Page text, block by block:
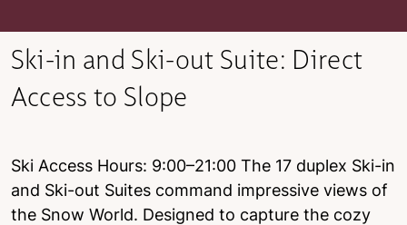
Ski-in and Ski-out Suite: Direct
Access to Slope
Ski Access Hours: 9:00–21:00 The 17 duplex Ski-in
and Ski-out Suites command impressive views of
the Snow World. Designed to capture the cozy